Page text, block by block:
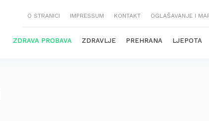
O STRANICI IMPRESSUM KONTAKT OGLAŠAVANJE I
ZDRAVA PROBAVA ZDRAVLJE PREHRANA LJEPOTA